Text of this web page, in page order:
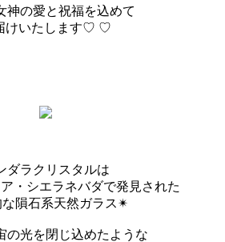
神の愛と祝福を込めて
けいたします♡ ♡
ダラクリスタルは
・シエラネバダで発見された
な隕石系天然ガラス✴︎
の光を閉じ込めたような